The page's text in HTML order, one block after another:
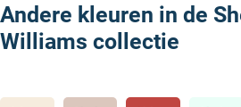
Andere kleuren in de
Williams collectie